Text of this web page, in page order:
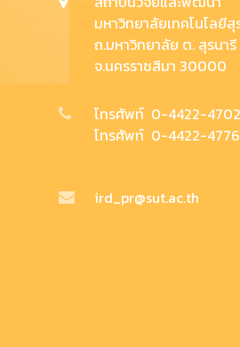
มหาวิทยาลัยเทคโนโลยีสุร
ถ.มหาวิทยาลัย ต. สุรนารี
จ.นครราชสีมา 30000
โทรศัพท์ 0-4422-4702
โทรศัพท์ 0-4422-4776
ird_pr@sut.ac.th